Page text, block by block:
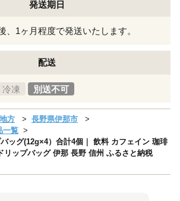
発送期日
、1ヶ月程度で発送いたします。
配送
冷凍 別送不可
方
長野県伊那市
一覧
ッグ(12g×4）合計4個｜ 飲料 カフェイン 珈琲
リップバッグ 伊那 長野 信州 ふるさと納税